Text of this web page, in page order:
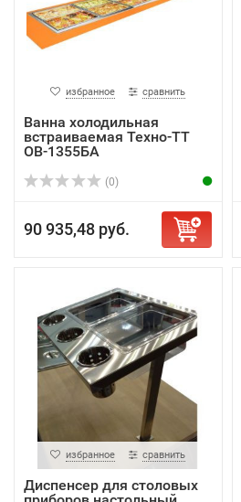
избранное сравнить
Ванна холодильная
встраиваемая Техно-ТТ
ОВ-1355БА
(0)
90 935,48 руб.
избранное сравнить
Диспенсер для столовых